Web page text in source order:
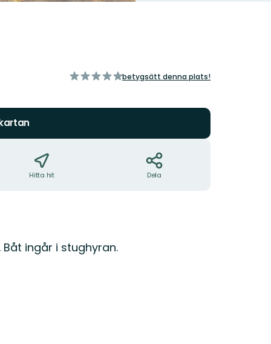
av
betygsätt denna plats!
Hitta hit Dela
ingår i stughyran.